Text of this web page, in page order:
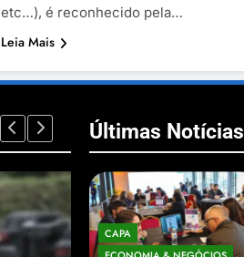
etc…), é reconhecido pela…
Leia Mais
Últimas Notícias
CAPA